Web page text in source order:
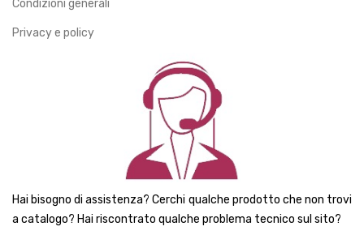
Condizioni generali
Privacy e policy
Hai bisogno di assistenza? Cerchi qualche prodotto che non trovi
a catalogo? Hai riscontrato qualche problema tecnico sul sito?